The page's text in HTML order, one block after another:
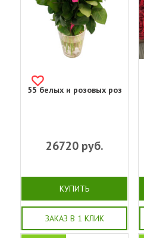
55 белых и розовых роз
26720руб.
КУПИТЬ
ЗАКАЗ В 1 КЛИК